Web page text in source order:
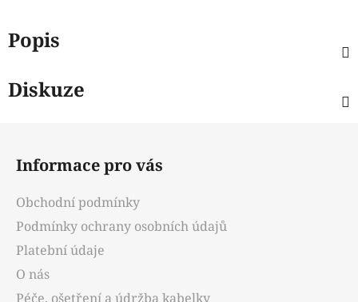
Popis
Diskuze
Informace pro vás
Obchodní podmínky
Podmínky ochrany osobních údajů
Platební údaje
O nás
Péče, ošetření a údržba kabelky